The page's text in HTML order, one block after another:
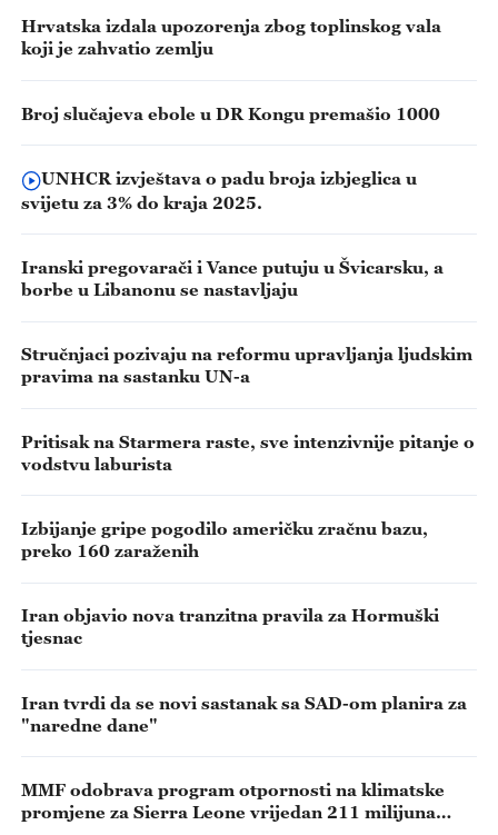
Hrvatska izdala upozorenja zbog toplinskog vala
koji je zahvatio zemlju
Broj slučajeva ebole u DR Kongu premašio 1000
UNHCR izvještava o padu broja izbjeglica u
svijetu za 3% do kraja 2025.
Iranski pregovarači i Vance putuju u Švicarsku, a
borbe u Libanonu se nastavljaju
Stručnjaci pozivaju na reformu upravljanja ljudskim
pravima na sastanku UN-a
Pritisak na Starmera raste, sve intenzivnije pitanje o
vodstvu laburista
Izbijanje gripe pogodilo američku zračnu bazu,
preko 160 zaraženih
Iran objavio nova tranzitna pravila za Hormuški
tjesnac
Iran tvrdi da se novi sastanak sa SAD-om planira za
"naredne dane"
MMF odobrava program otpornosti na klimatske
promjene za Sierra Leone vrijedan 211 milijuna